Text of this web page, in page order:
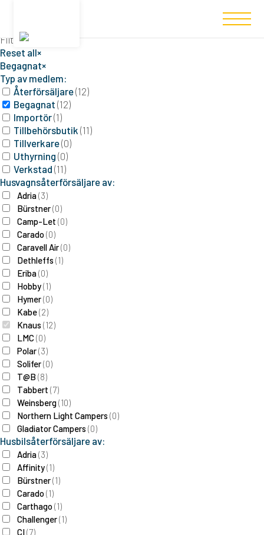
Filters
Reset all×
Begagnat×
Typ av medlem:
Återförsäljare(12)
Begagnat (12)
Importör(1)
Tillbehörsbutik (11)
Tillverkare(0)
Uthyrning (0)
Verkstad (11)
Husvagnsåterförsäljare av:
Adria(3)
Bürstner(0)
Camp-Let (0)
Carado(0)
Caravell Air(0)
Dethleffs (1)
Eriba(0)
Hobby(1)
Hymer(0)
Kabe(2)
Knaus (12)
LMC (0)
Polar(3)
Solifer(0)
T@B (8)
Tabbert (7)
Weinsberg(10)
Northern Light Campers (0)
Gladiator Campers (0)
Husbilsåterförsäljare av:
Adria(3)
Affinity(1)
Bürstner(1)
Carado(1)
Carthago(1)
Challenger(1)
CI(7)